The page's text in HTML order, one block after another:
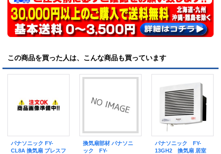
この商品を買った人は、こんな商品も買っています
パナソニック FY-
CL8A 換気扇 ブレスフ
換気扇部材 パナソニ
ック FY-
パナソニック FY-
13GH2 換気扇 居室